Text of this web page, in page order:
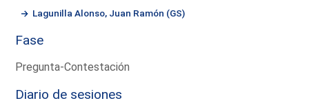
Lagunilla Alonso, Juan Ramón (GS)
Fase
Pregunta-Contestación
Diario de sesiones